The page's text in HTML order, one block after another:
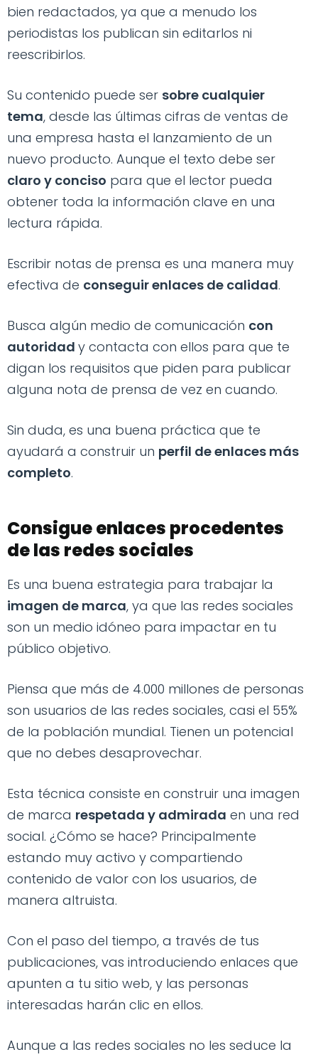
bien redactados, ya que a menudo los
periodistas los publican sin editarlos ni
reescribirlos.
Su contenido puede ser sobre cualquier
tema, desde las últimas cifras de ventas de
una empresa hasta el lanzamiento de un
nuevo producto. Aunque el texto debe ser
claro y conciso para que el lector pueda
obtener toda la información clave en una
lectura rápida.
Escribir notas de prensa es una manera muy
efectiva de conseguir enlaces de calidad.
Busca algún medio de comunicación con
autoridad y contacta con ellos para que te
digan los requisitos que piden para publicar
alguna nota de prensa de vez en cuando.
Sin duda, es una buena práctica que te
ayudará a construir un perfil de enlaces más
completo.
Consigue enlaces procedentes
de las redes sociales
Es una buena estrategia para trabajar la
imagen de marca, ya que las redes sociales
son un medio idóneo para impactar en tu
público objetivo.
Piensa que más de 4.000 millones de personas
son usuarios de las redes sociales, casi el 55%
de la población mundial. Tienen un potencial
que no debes desaprovechar.
Esta técnica consiste en construir una imagen
de marca respetada y admirada en una red
social. ¿Cómo se hace? Principalmente
estando muy activo y compartiendo
contenido de valor con los usuarios, de
manera altruista.
Con el paso del tiempo, a través de tus
publicaciones, vas introduciendo enlaces que
apunten a tu sitio web, y las personas
interesadas harán clic en ellos.
Aunque a las redes sociales no les seduce la